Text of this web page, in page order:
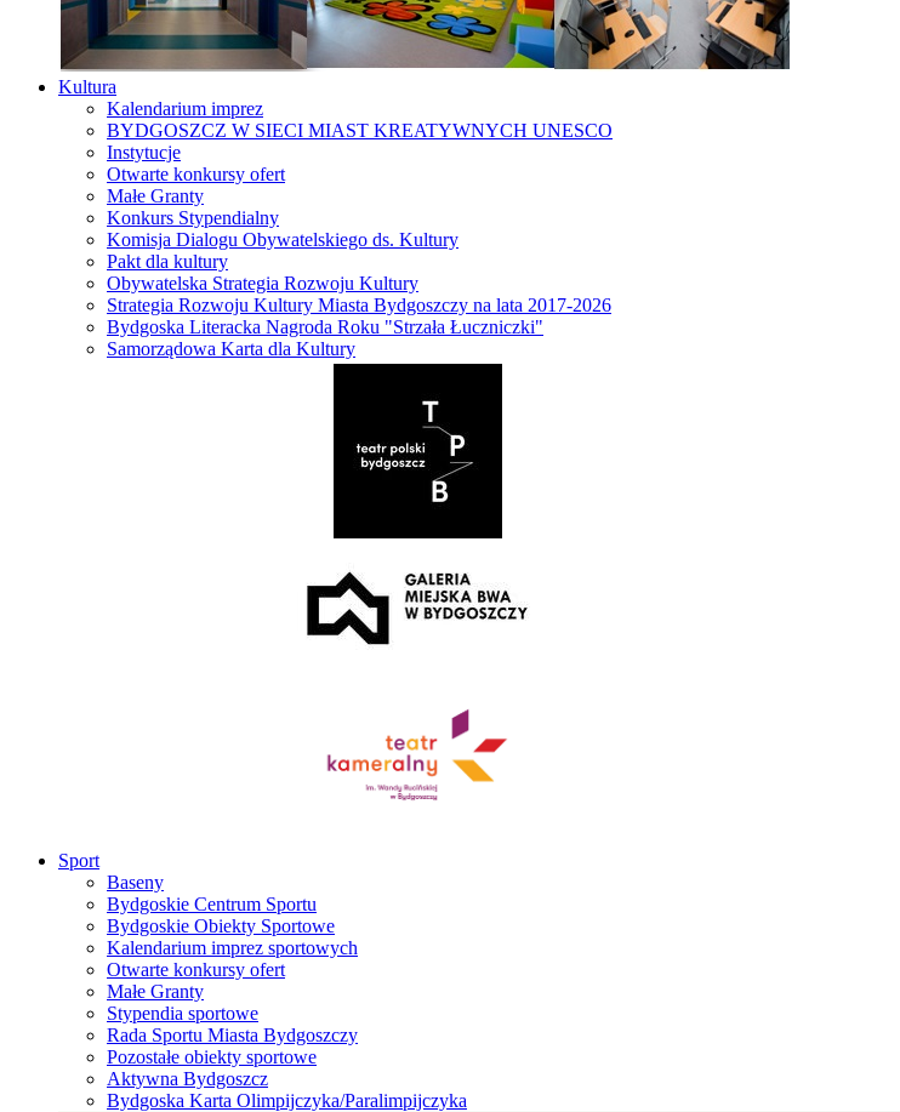
Kultura
Kalendarium imprez
BYDGOSZCZ W SIECI MIAST KREATYWNYCH UNESCO
Instytucje
Otwarte konkursy ofert
Małe Granty
Konkurs Stypendialny
Komisja Dialogu Obywatelskiego ds. Kultury
Pakt dla kultury
Obywatelska Strategia Rozwoju Kultury
Strategia Rozwoju Kultury Miasta Bydgoszczy na lata 2017-2026
Bydgoska Literacka Nagroda Roku "Strzała Łuczniczki"
Samorządowa Karta dla Kultury
Sport
Baseny
Bydgoskie Centrum Sportu
Bydgoskie Obiekty Sportowe
Kalendarium imprez sportowych
Otwarte konkursy ofert
Małe Granty
Stypendia sportowe
Rada Sportu Miasta Bydgoszczy
Pozostałe obiekty sportowe
Aktywna Bydgoszcz
Bydgoska Karta Olimpijczyka/Paralimpijczyka